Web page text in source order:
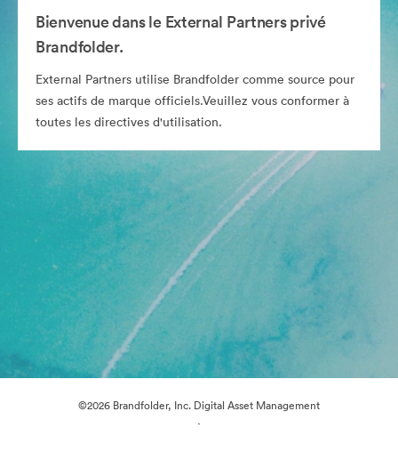
Bienvenue dans le External Partners privé
Brandfolder.
External Partners utilise Brandfolder comme source pour
ses actifs de marque officiels.Veuillez vous conformer à
toutes les directives d'utilisation.
©2026 Brandfolder, Inc. Digital Asset Management
·